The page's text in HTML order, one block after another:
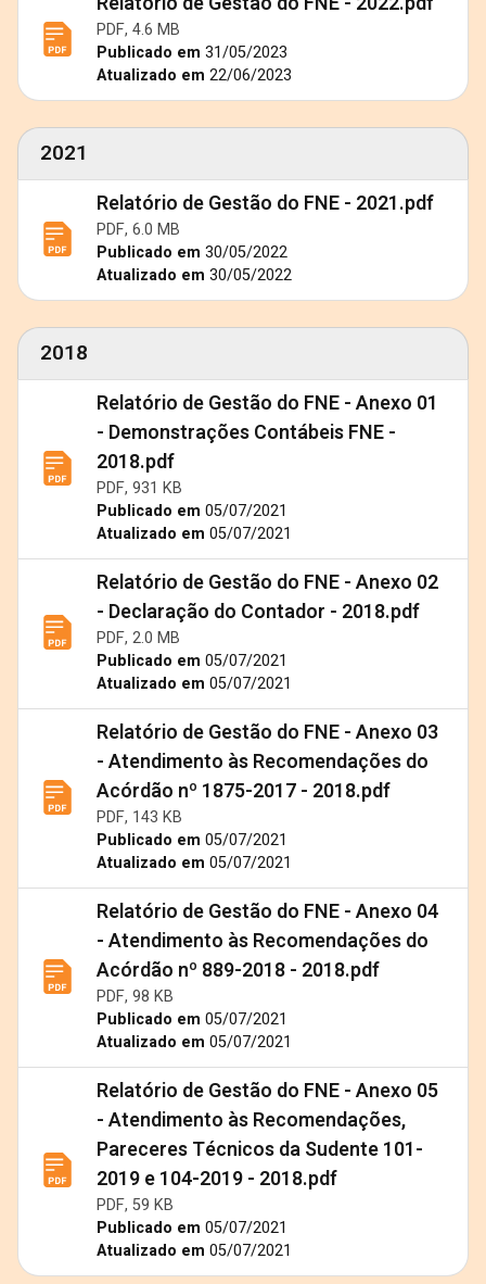
PDF, 4.6 MB
Publicado em 31/05/2023
Atualizado em 22/06/2023
2021
Relatório de Gestão do FNE - 2021.pdf
PDF, 6.0 MB
Publicado em 30/05/2022
Atualizado em 30/05/2022
2018
Relatório de Gestão do FNE - Anexo 01
- Demonstrações Contábeis FNE -
2018.pdf
PDF, 931 KB
Publicado em 05/07/2021
Atualizado em 05/07/2021
Relatório de Gestão do FNE - Anexo 02
- Declaração do Contador - 2018.pdf
PDF, 2.0 MB
Publicado em 05/07/2021
Atualizado em 05/07/2021
Relatório de Gestão do FNE - Anexo 03
- Atendimento às Recomendações do
Acórdão nº 1875-2017 - 2018.pdf
PDF, 143 KB
Publicado em 05/07/2021
Atualizado em 05/07/2021
Relatório de Gestão do FNE - Anexo 04
- Atendimento às Recomendações do
Acórdão nº 889-2018 - 2018.pdf
PDF, 98 KB
Publicado em 05/07/2021
Atualizado em 05/07/2021
Relatório de Gestão do FNE - Anexo 05
- Atendimento às Recomendações,
Pareceres Técnicos da Sudente 101-
2019 e 104-2019 - 2018.pdf
PDF, 59 KB
Publicado em 05/07/2021
Atualizado em 05/07/2021